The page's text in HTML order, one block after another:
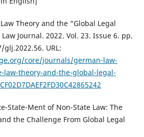
Theory and the “Global Legal
Journal. 2022. Vol. 23. Issue 6. pp.
glj.2022.56. URL:
core/journals/german-law-
theory-and-the-global-legal-
State-Ment of Non-State Law: The
the Challenge From Global Legal